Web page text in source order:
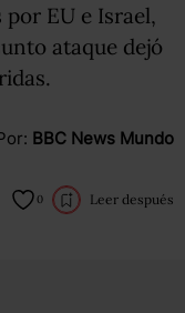
EU e Israel,
ataque dejó
BBC News Mundo
0 Leer después